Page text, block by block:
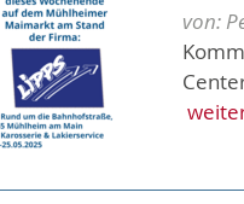
von: